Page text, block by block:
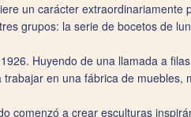
un carácter extraordinariamente
grupos: la serie de bocetos de
Huyendo de una llamada a
en una fábrica de
comenzó a crear esculturas